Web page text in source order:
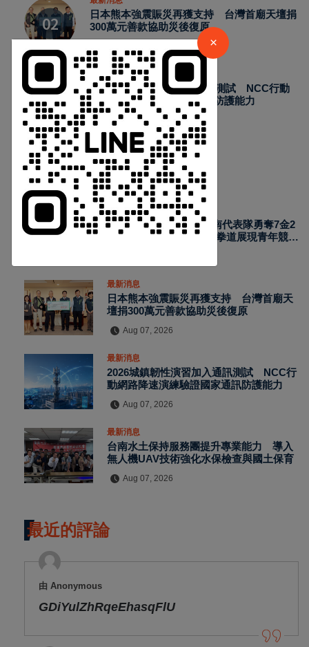
日本熊本強震賑災再獲支持 台灣首廟天壇捐
300萬元善款協助災後復原
最新消息
2026城鎮韌性演習加入通訊測試 NCC行動
網路降速演練驗證國家通訊防護能力
66 Aug 07, 2026
熱門新聞
最新消息
2026國際少年運動會台南代表隊勇奪7金2
銀4銅 游泳射箭籃球跆拳道展現青年競技
最新消息
日本熊本強震賑災再獲支持 台灣首廟天
壇捐300萬元善款協助災後復原
Aug 07, 2026
最新消息
2026城鎮韌性演習加入通訊測試 NCC行
動網路降速演練驗證國家通訊防護能力
Aug 07, 2026
最新消息
台南水土保持服務團提升專業能力 導入
無人機UAV技術強化水保檢查與國土保育
Aug 07, 2026
最近的評論
由 Anonymous
GDiYulZhRqeEhasqFlU
×